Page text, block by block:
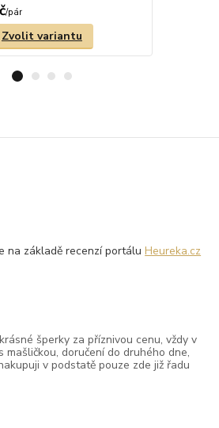
/pár
Zvolit variantu
na základě recenzí portáluHeureka.cz
šperky za příznivou cenu, vždy v
mašličkou, doručení do druhého dne,
v podstatě pouze zde již řadu